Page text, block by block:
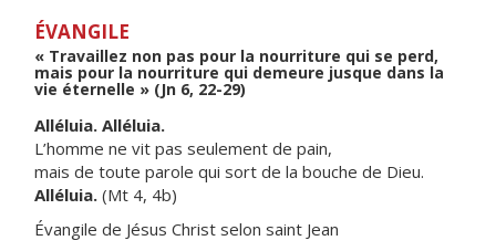
ÉVANGILE
« Travaillez non pas pour la nourriture qui se perd,
mais pour la nourriture qui demeure jusque dans la
vie éternelle » (Jn 6, 22-29)
Alléluia. Alléluia.
L’homme ne vit pas seulement de pain,
mais de toute parole qui sort de la bouche de Dieu.
Alléluia. (Mt 4, 4b)
Évangile de Jésus Christ selon saint Jean